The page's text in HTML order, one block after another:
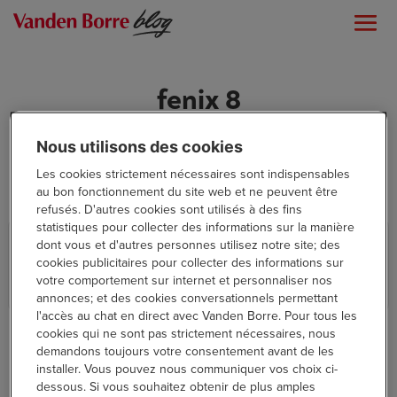
fenix 8
Testé pour vous : la smartwatch
Garmin Fenix 8
High Tech Non classifié(e)
Nous utilisons des cookies
Les cookies strictement nécessaires sont indispensables
au bon fonctionnement du site web et ne peuvent être
refusés. D'autres cookies sont utilisés à des fins
statistiques pour collecter des informations sur la manière
dont vous et d'autres personnes utilisez notre site; des
cookies publicitaires pour collecter des informations sur
votre comportement sur internet et personnaliser nos
annonces; et des cookies conversationnels permettant
l'accès au chat en direct avec Vanden Borre. Pour tous les
cookies qui ne sont pas strictement nécessaires, nous
demandons toujours votre consentement avant de les
installer. Vous pouvez nous communiquer vos choix ci-
dessous. Si vous souhaitez obtenir de plus amples